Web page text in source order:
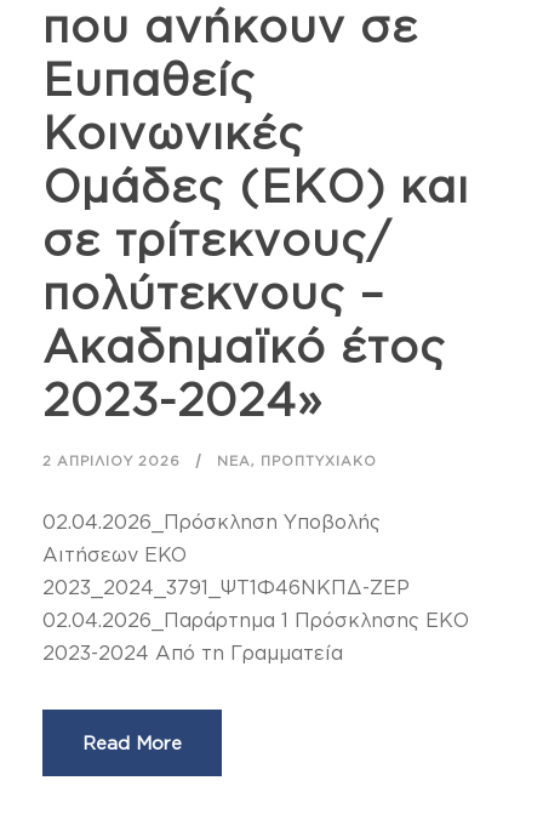
που ανήκουν σε
Ευπαθείς
Κοινωνικές
Ομάδες (ΕΚΟ) και
σε τρίτεκνους/
πολύτεκνους –
Ακαδημαϊκό έτος
2023-2024»
2 ΑΠΡΙΛΊΟΥ 2026 ΝΈΑ, ΠΡΟΠΤΥΧΙΑΚΌ
02.04.2026_Πρόσκληση Υποβολής
Αιτήσεων EKO
2023_2024_3791_ΨΤ1Φ46ΝΚΠΔ-ΖΕΡ
02.04.2026_Παράρτημα 1 Πρόσκλησης ΕΚΟ
2023-2024 Από τη Γραμματεία
Read More